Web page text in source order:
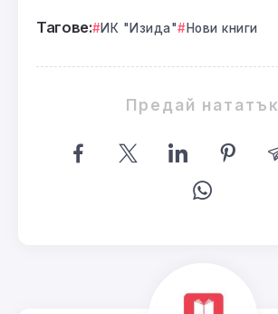
Тагове: ИК "Изида" Нови книги
Предай нататък